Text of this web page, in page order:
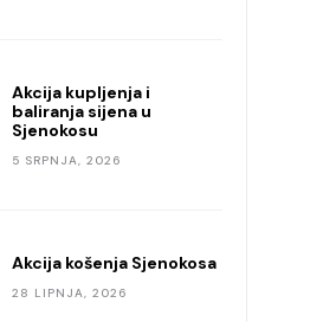
Akcija kupljenja i
baliranja sijena u
Sjenokosu
5 SRPNJA, 2026
Akcija košenja Sjenokosa
28 LIPNJA, 2026